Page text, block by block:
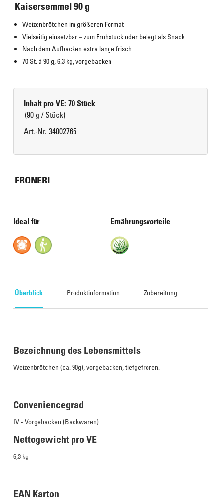
Kaisersemmel 90 g
Weizenbrötchen im größeren Format
Vielseitig einsetzbar – zum Frühstück oder belegt als Snack
Nach dem Aufbacken extra lange frisch
70 St. à 90 g, 6.3 kg, vorgebacken
Inhalt pro VE: 70 Stück
(90 g / Stück)
Art.-Nr. 34002765
FRONERI
Ideal für Ernährungsvorteile
Überblick Produktinformation Zubereitung
Bezeichnung des Lebensmittels
Weizenbrötchen (ca. 90g), vorgebacken, tiefgefroren.
Conveniencegrad
IV - Vorgebacken (Backwaren)
Nettogewicht pro VE
6,3 kg
EAN Karton